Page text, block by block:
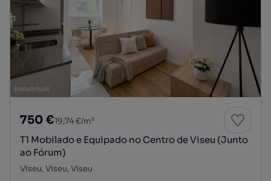
750 €19,74 €/m²
T1 Mobilado e Equipado no Centro de Viseu (Junto
ao Fórum)
Viseu, Viseu, Viseu